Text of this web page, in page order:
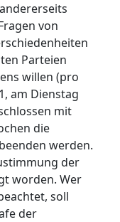
von
Parteien
willen (pro
am Dienstag
mit
die
werden.
der
worden. Wer
soll
der